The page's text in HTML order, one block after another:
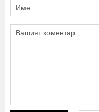
Напишете коментар